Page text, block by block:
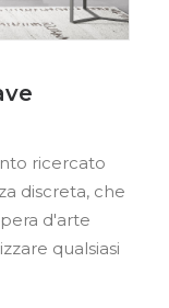
ricercato
discreta, che
d'arte
qualsiasi